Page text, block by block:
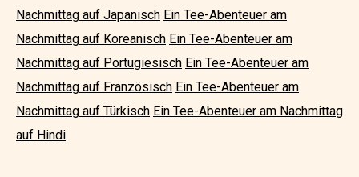
Nachmittag auf Japanisch Ein Tee-Abenteuer am
Nachmittag auf Koreanisch Ein Tee-Abenteuer am
Nachmittag auf Portugiesisch Ein Tee-Abenteuer am
Nachmittag auf Französisch Ein Tee-Abenteuer am
Nachmittag auf Türkisch Ein Tee-Abenteuer am Nachmittag
auf Hindi